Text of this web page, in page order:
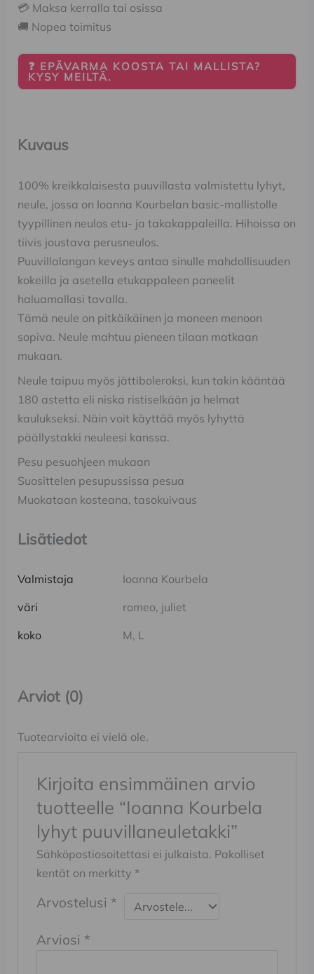
💳 Maksa kerralla tai osissa
🚚 Nopea toimitus
❓ EPÄVARMA KOOSTA TAI MALLISTA?
KYSY MEILTÄ.
Kuvaus
100% kreikkalaisesta puuvillasta valmistettu lyhyt,
neule, jossa on Ioanna Kourbelan basic-mallistolle
tyypillinen neulos etu- ja takakappaleilla. Hihoissa on
tiivis joustava perusneulos.
Puuvillalangan keveys antaa sinulle mahdollisuuden
kokeilla ja asetella etukappaleen paneelit
haluamallasi tavalla.
Tämä neule on pitkäikäinen ja moneen menoon
sopiva. Neule mahtuu pieneen tilaan matkaan
mukaan.
Neule taipuu myös jättiboleroksi, kun takin kääntää
180 astetta eli niska ristiselkään ja helmat
kaulukseksi. Näin voit käyttää myös lyhyttä
päällystakki neuleesi kanssa.
Pesu pesuohjeen mukaan
Suosittelen pesupussissa pesua
Muokataan kosteana, tasokuivaus
Lisätiedot
Valmistaja
Ioanna Kourbela
väri
romeo, juliet
koko
M, L
Arviot (0)
Tuotearvioita ei vielä ole.
Kirjoita ensimmäinen arvio
tuotteelle “Ioanna Kourbela
lyhyt puuvillaneuletakki”
Sähköpostiosoitettasi ei julkaista. Pakolliset
kentät on merkitty *
Arvostelusi *
Arviosi *